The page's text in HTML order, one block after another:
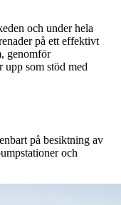
och under hela
på ett effektivt
genomför
upp som stöd med
på besiktning av
och